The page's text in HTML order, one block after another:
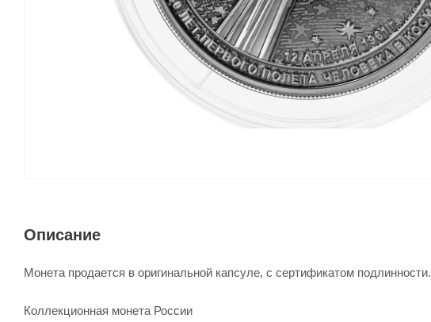
Описание
Монета продается в оригинальной капсуле, с сертификатом подлинности.
Коллекционная монета России